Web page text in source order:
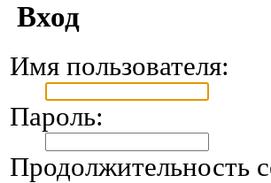
Вход
Имя пользователя:
Пароль:
Продолжительность